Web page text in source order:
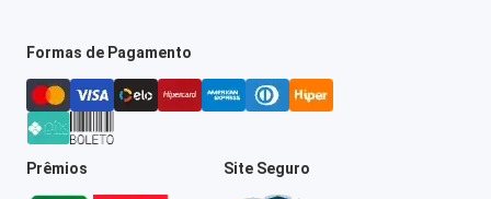
Formas de Pagamento
Prêmios Site Seguro